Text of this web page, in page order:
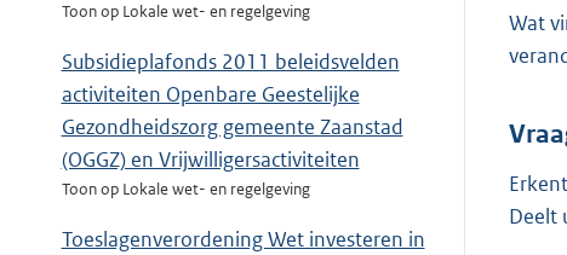
Toon op Lokale wet- en regelgeving
Subsidieplafonds 2011 beleidsvelden
activiteiten Openbare Geestelijke
Gezondheidszorg gemeente Zaanstad
(OGGZ) en Vrijwilligersactiviteiten
Toon op Lokale wet- en regelgeving
Toeslagenverordening Wet investeren in
Wat
Deelt